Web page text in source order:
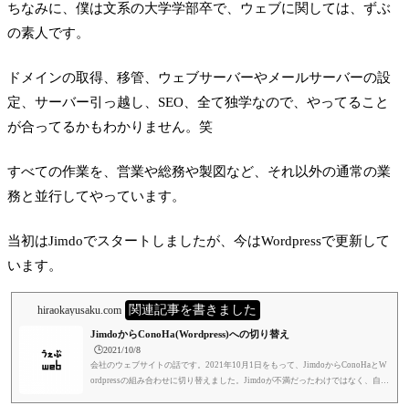
ちなみに、僕は文系の大学学部卒で、ウェブに関しては、ずぶ
の素人です。
ドメインの取得、移管、ウェブサーバーやメールサーバーの設
定、サーバー引っ越し、SEO、全て独学なので、やってること
が合ってるかもわかりません。笑
すべての作業を、営業や総務や製図など、それ以外の通常の業
務と並行してやっています。
当初はJimdoでスタートしましたが、今はWordpressで更新して
います。
hiraokayusaku.com 関連記事を書きました
JimdoからConoHa(Wordpress)への切り替え
🕒️2021/10/8
会社のウェブサイトの話です。2021年10月1日をもって、JimdoからConoHaとW
ordpressの組み合わせに切り替えました。Jimdoが不満だったわけではなく、自分